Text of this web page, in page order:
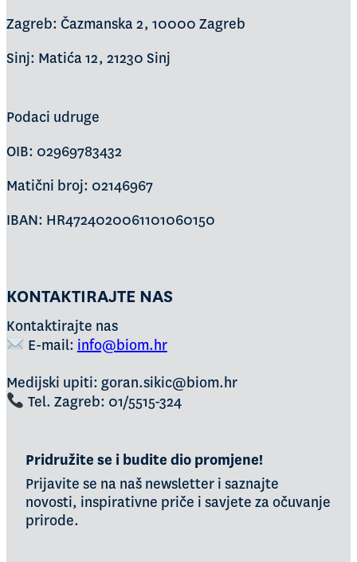
Zagreb: Čazmanska 2, 10000 Zagreb
Sinj: Matića 12, 21230 Sinj
Podaci udruge
OIB: 02969783432
Matični broj: 02146967
IBAN: HR4724020061101060150
KONTAKTIRAJTE NAS
Kontaktirajte nas
E-mail: info@biom.hr
Medijski upiti: goran.sikic@biom.hr
Tel. Zagreb: 01/5515-324
Pridružite se i budite dio promjene!
Prijavite se na naš newsletter i saznajte
novosti, inspirativne priče i savjete za očuvanje
prirode.